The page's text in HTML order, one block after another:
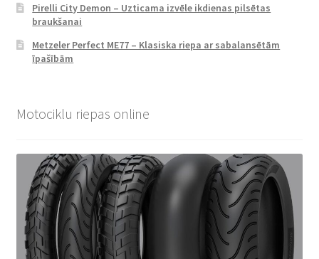
Pirelli City Demon – Uzticama izvēle ikdienas pilsētas
braukšanai
Metzeler Perfect ME77 – Klasiska riepa ar sabalansētām
īpašībām
Motociklu riepas online